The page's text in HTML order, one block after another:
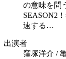
の意味を問
SEASON2
速する…
出演者
窪塚洋介 /